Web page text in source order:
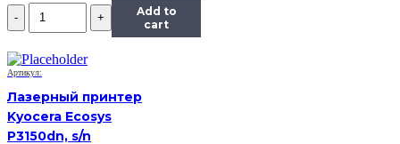
Количество
МФУ
LaserJet
3055,
(Б/
У)
Add to
cart
Артикул:
Лазерный принтер
Kyocera Ecosys
P3150dn, s/n